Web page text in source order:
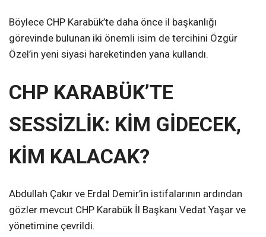
Böylece CHP Karabük’te daha önce il başkanlığı
görevinde bulunan iki önemli isim de tercihini Özgür
Özel’in yeni siyasi hareketinden yana kullandı.
CHP KARABÜK’TE
SESSİZLİK: KİM GİDECEK,
KİM KALACAK?
Abdullah Çakır ve Erdal Demir’in istifalarının ardından
gözler mevcut CHP Karabük İl Başkanı Vedat Yaşar ve
yönetimine çevrildi.